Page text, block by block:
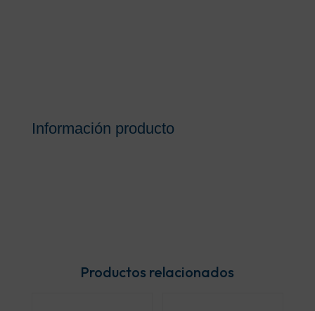
Información producto
Productos relacionados